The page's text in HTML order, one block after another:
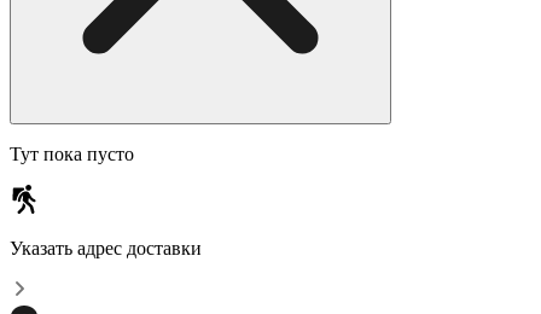
Тут пока пусто
Указать адрес доставки